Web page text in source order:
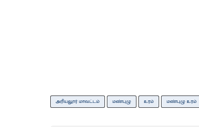
அரியலூர் மாவட்டம் மண்புழு உரம் மண்புழு உரம்